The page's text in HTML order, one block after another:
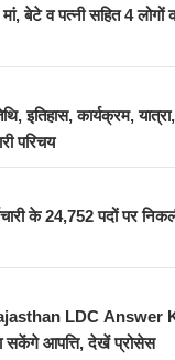
बेटे व पत्नी सहित 4 लोगों
इतिहास, कार्यक्रम,
परिचय
के 24,752 पदों पर निकली
LDC Answer
सकेंगे आपत्ति, देखें प्रोसेस